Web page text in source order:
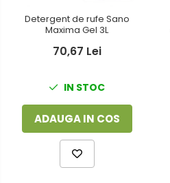
Detergent de rufe Sano
Maxima Gel 3L
70,67 Lei
IN STOC
ADAUGA IN COS